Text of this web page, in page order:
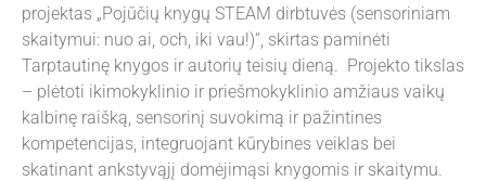
projektas „Pojūčių knygų STEAM dirbtuvės (sensoriniam
skaitymui: nuo ai, och, iki vau!)“, skirtas paminėti
Tarptautinę knygos ir autorių teisių dieną. Projekto tikslas
– plėtoti ikimokyklinio ir priešmokyklinio amžiaus vaikų
kalbinę raišką, sensorinį suvokimą ir pažintines
kompetencijas, integruojant kūrybines veiklas bei
skatinant ankstyvąjį domėjimąsi knygomis ir skaitymu.